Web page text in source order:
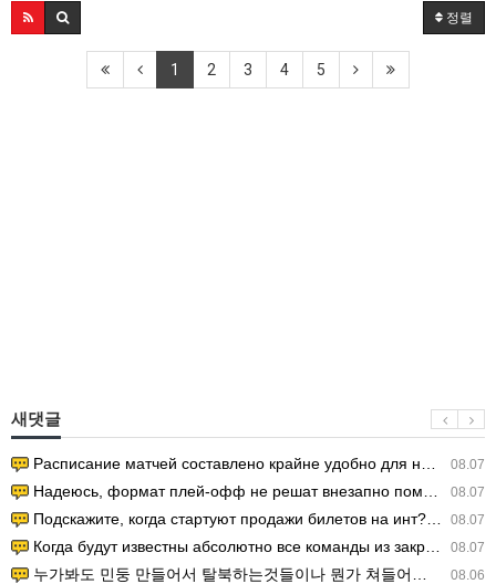
정렬
1 2 3 4 5
새댓글
08.07
Расписание матчей составлено крайне удобно для нашего часово…
08.07
Надеюсь, формат плей-офф не решат внезапно поменять. https:/…
08.07
Подскажите, когда стартуют продажи билетов на инт? https://g…
08.07
Когда будут известны абсолютно все команды из закрытых квали…
08.06
누가봐도 민둥 만들어서 탈북하는것들이나 뭔가 쳐들어오는 낌새를 미리 알아차리기 위함이지 저걸 전쟁준비라고 하…